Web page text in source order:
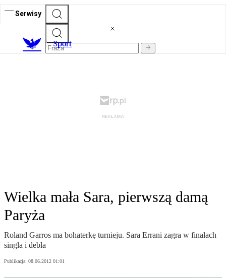
Serwisy
Sport
Wielka mała Sara, pierwszą damą
Paryża
Roland Garros ma bohaterkę turnieju. Sara Errani zagra w finałach
singla i debla
Publikacja: 08.06.2012 01:01